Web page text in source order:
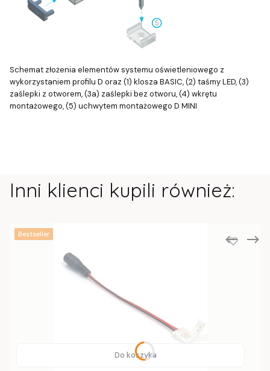
Schemat złożenia elementów systemu oświetleniowego z
wykorzystaniem profilu D oraz (1) klosza BASIC, (2) taśmy LED, (3)
zaślepki z otworem, (3a) zaślepki bez otworu, (4) wkrętu
montażowego, (5) uchwytem montażowego D MINI
Inni klienci kupili również:
Bestseller
Do koszyka